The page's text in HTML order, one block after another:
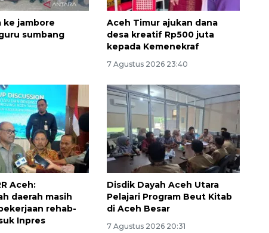
ke jambore
sumbang
Aceh Timur ajukan dana
desa kreatif Rp500 juta
kepada Kemenekraf
7 Agustus 2026 23:40
Aceh:
daerah masih
rehab-
Inpres
Disdik Dayah Aceh Utara
Pelajari Program Beut Kitab
di Aceh Besar
7 Agustus 2026 20:31
160 ribu sambungan baru
jaringan gas 2026
2026-08-07 18:00:00